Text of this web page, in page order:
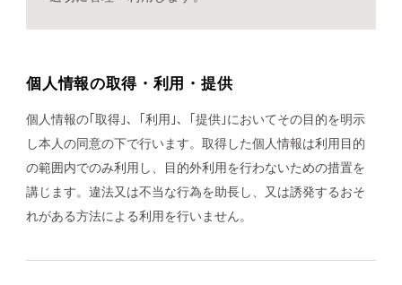
個人情報の取得・利用・提供
個人情報の｢取得｣、｢利用｣、｢提供｣においてその目的を明示
し本人の同意の下で行います。取得した個人情報は利用目的
の範囲内でのみ利用し、目的外利用を行わないための措置を
講じます。違法又は不当な行為を助長し、又は誘発するおそ
れがある方法による利用を行いません。